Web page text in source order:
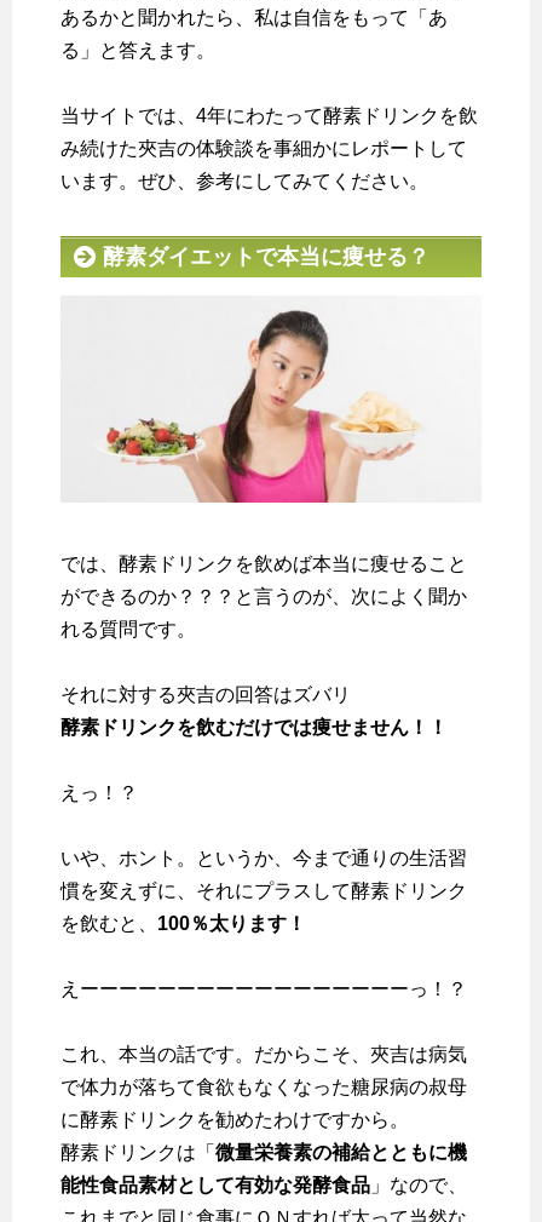
あるかと聞かれたら、私は自信をもって「あ
る」と答えます。
当サイトでは、4年にわたって酵素ドリンクを飲
み続けた夾吉の体験談を事細かにレポートして
います。ぜひ、参考にしてみてください。
酵素ダイエットで本当に痩せる？
では、酵素ドリンクを飲めば本当に痩せること
ができるのか？？？と言うのが、次によく聞か
れる質問です。
それに対する夾吉の回答はズバリ
酵素ドリンクを飲むだけでは痩せません！！
えっ！？
いや、ホント。というか、今まで通りの生活習
慣を変えずに、それにプラスして酵素ドリンク
を飲むと、 100％太ります！
えーーーーーーーーーーーーーーーーーっ！？
これ、本当の話です。だからこそ、夾吉は病気
で体力が落ちて食欲もなくなった糖尿病の叔母
に酵素ドリンクを勧めたわけですから。
酵素ドリンクは「 微量栄養素の補給とともに機
能性食品素材として有効な発酵食品 」なので、
これまでと同じ食事にＯＮすれば太って当然な